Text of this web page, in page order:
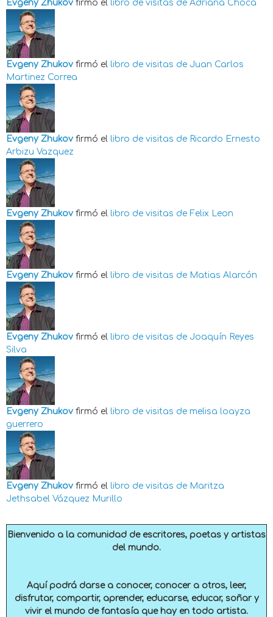
Evgeny Zhukov firmó el libro de visitas de Adriana Choca
Evgeny Zhukov firmó el libro de visitas de Juan Carlos
Martinez Correa
Evgeny Zhukov firmó el libro de visitas de Ricardo Ernesto
Arbizu Vazquez
Evgeny Zhukov firmó el libro de visitas de Felix Leon
Evgeny Zhukov firmó el libro de visitas de Matias Alarcón
Evgeny Zhukov firmó el libro de visitas de Joaquín Reyes
Silva
Evgeny Zhukov firmó el libro de visitas de melisa loayza
guerrero
Evgeny Zhukov firmó el libro de visitas de Maritza
Jethsabel Vázquez Murillo
Bienvenido a la comunidad de escritores, poetas y artistas
del mundo.
Aquí podrá darse a conocer, conocer a otros, leer,
disfrutar, compartir, aprender, educarse, educar, soñar y
vivir el mundo de fantasía que hay en todo artista.